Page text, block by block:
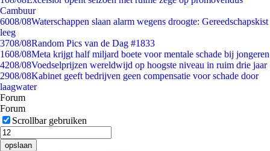
Cambuur
6008/08Waterschappen slaan alarm wegens droogte: Gereedschapskist
leeg
3708/08Random Pics van de Dag #1833
1608/08Meta krijgt half miljard boete voor mentale schade bij jongeren
4208/08Voedselprijzen wereldwijd op hoogste niveau in ruim drie jaar
2908/08Kabinet geeft bedrijven geen compensatie voor schade door
laagwater
Forum
Forum
Scrollbar gebruiken
opslaan